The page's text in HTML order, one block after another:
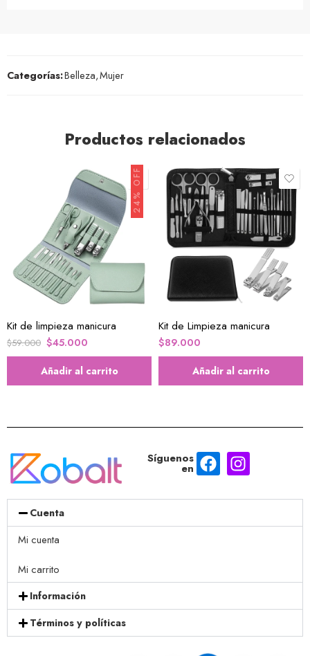
Categorías:Belleza,Mujer
Productos relacionados
24% OFF
Kit de limpieza manicura
$59.000 $45.000
Añadir al carrito
Kit de Limpieza manicura
$89.000
Añadir al carrito
Síguenos
en
Cuenta
Mi cuenta
Mi carrito
Información
Términos y políticas